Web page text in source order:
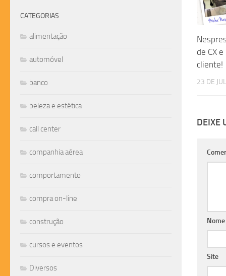
de CX
cliente!
23 DE
DEIXE
Nome
Site
CATEGORIAS
alimentação
automóvel
banco
beleza e estética
call center
companhia aérea
comportamento
compra on-line
construção
cursos e eventos
Diversos